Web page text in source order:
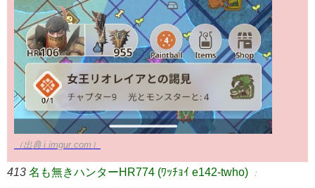
（出典 i.imgur.com）
413 名も無きハンターHR774 (ﾜｯﾁｮｲ e142-twho) ：